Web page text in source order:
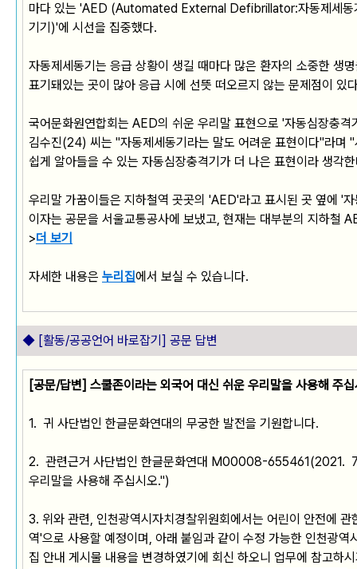
마다 있는 'AED (Automated External Defibrillator:자동제세동
기기)'에 시선을 집중했다.
자동제세동기는 응급 상황이 생길 때마다 많은 환자의 소중한 생
표기돼있는 곳이 많아 응급 시에 선뜻 떠오르지 않는 문제점이 있
국어문화원연합회는 AED의 쉬운 우리말 표현으로 '자동심장충
김수진(24) 씨는 "자동제세동기라는 말도 어려운 표현이다"라며
쉽게 알아들을 수 있는 자동심장충격기가 더 나은 표현이라 생각
우리말 가꿈이들은 지하철역 곳곳의 'AED'라고 표시된 곳 옆에 '
이자는 공문을 서울교통공사에 보냈고, 현재는 대부분의 지하철
>더 보기
자세한 내용은 누리집에서 보실 수 있습니다.
◆ [활동/공공언어 바로잡기] 공문 답변
[공문/답변] 스쿨존이라는 외국어 대신 쉬운 우리말을 사용해 주
1. 귀 사단법인 한글문화연대의 무궁한 발전을 기원합니다.
2. 관련근거 사단법인 한글문화연대 M00008-655461(2021.
우리말을 사용해 주십시오.")
3. 위와 관련, 인천광역시자치경찰위원회에서는 어린이 안전에
역'으로 사용할 예정이며, 아래 붙임과 같이 수정 가능한 인천광
집 안내 게시물 내용을 변경하였기에 회신 하오니 업무에 참고하